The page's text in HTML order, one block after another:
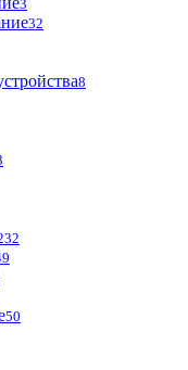
3
32
8
50